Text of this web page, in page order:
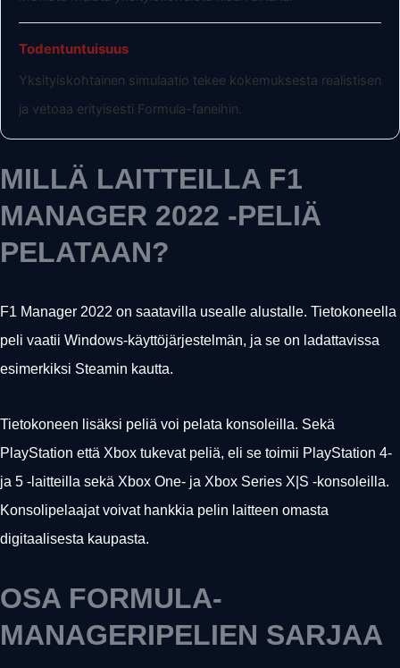
Todentuntuisuus
Yksityiskohtainen simulaatio tekee kokemuksesta realistisen
ja vetoaa erityisesti Formula-faneihin.
MILLÄ LAITTEILLA F1
MANAGER 2022 -PELIÄ
PELATAAN?
F1 Manager 2022 on saatavilla usealle alustalle. Tietokoneella
peli vaatii Windows-käyttöjärjestelmän, ja se on ladattavissa
esimerkiksi Steamin kautta.
Tietokoneen lisäksi peliä voi pelata konsoleilla. Sekä
PlayStation että Xbox tukevat peliä, eli se toimii PlayStation 4-
ja 5 -laitteilla sekä Xbox One- ja Xbox Series X|S -konsoleilla.
Konsolipelaajat voivat hankkia pelin laitteen omasta
digitaalisesta kaupasta.
OSA FORMULA-
MANAGERIPELIEN SARJAA